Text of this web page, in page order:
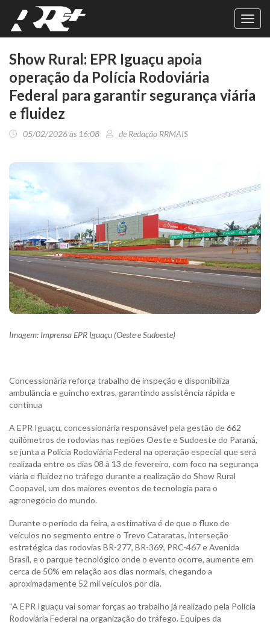
Show Rural: EPR Iguaçu apoia
operação da Polícia Rodoviária
Federal para garantir segurança viária
e fluidez
05/02/2026 às 16:08 de Redação RRMAIS
Imagem: Imprensa EPR Iguaçu (Oeste e Sudoeste)
Concessionária reforça trabalho de inspeção e disponibiliza
ambulância e guincho extras, garantindo assistência rápida e
contínua
A EPR Iguaçu, concessionária responsável pela gestão de 662
quilômetros de rodovias nas regiões Oeste e Sudoeste do Paraná,
se junta a Polícia Rodoviária Federal na operação especial que será
realizada entre os dias 08 à 13 de fevereiro, com foco na segurança
viária e fluidez no tráfego durante a realização do Show Rural
Coopavel, um dos maiores eventos de tecnologia para o
agronegócio do mundo.
Durante o período da feira, a estimativa é de que o fluxo de
veículos no segmento entre o Trevo Cataratas, interseção
estratégica das rodovias BR-277, BR-369, PRC-467 e Avenida
Brasil, e o parque tecnológico onde o evento ocorre, aumente em
cerca de 50% em relação aos dias normais, chegando a
aproximadamente 52 mil veículos por dia.
“A EPR Iguaçu vai somar forças ao trabalho já realizado pela Polícia
Rodoviária Federal na organização do tráfego. Equipes da